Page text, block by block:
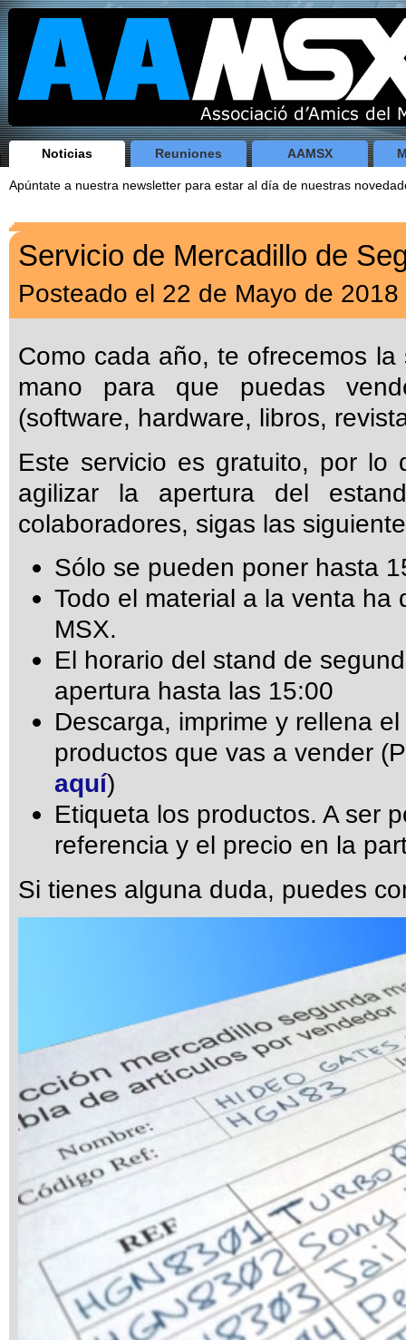
Noticias Reuniones AAMSX
Apúntate a nuestra newsletter para estar al día de nuestras
Servicio de Mercadillo de
Posteado el 22 de Mayo de 2018
Como cada año, te ofrecemos
mano para que puedas
(software, hardware, libros,
Este servicio es gratuito, por
agilizar la apertura del
colaboradores, sigas las
Sólo se pueden poner hasta
Todo el material a la venta
MSX.
El horario del stand de
apertura hasta las 15:00
Descarga, imprime y rellena
productos que vas a vender
aquí)
Etiqueta los productos. A ser
referencia y el precio en la
Si tienes alguna duda, puedes